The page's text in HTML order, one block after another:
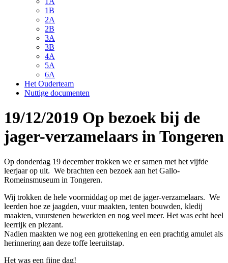
1B
2A
2B
3A
3B
4A
5A
6A
Het Ouderteam
Nuttige documenten
19/12/2019 Op bezoek bij de
jager-verzamelaars in Tongeren
Op donderdag 19 december trokken we er samen met het vijfde
leerjaar op uit. We brachten een bezoek aan het Gallo-
Romeinsmuseum in Tongeren.
Wij trokken de hele voormiddag op met de jager-verzamelaars. We
leerden hoe ze jaagden, vuur maakten, tenten bouwden, kledij
maakten, vuurstenen bewerkten en nog veel meer. Het was echt heel
leerrijk en plezant.
Nadien maakten we nog een grottekening en een prachtig amulet als
herinnering aan deze toffe leeruitstap.
Het was een fijne dag!